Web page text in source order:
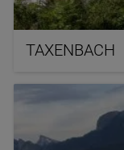
TAXENBACH